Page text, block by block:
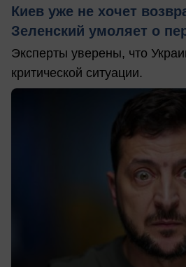
Киев уже не хочет
Зеленский умоляет о
Эксперты уверены, что
критической ситуации.